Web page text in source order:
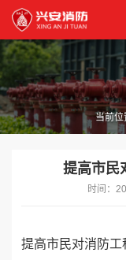
当前位
提高市民
时间：
提高市民对消防